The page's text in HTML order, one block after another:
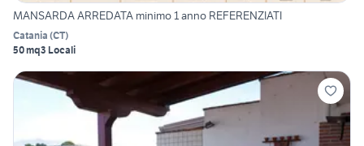
MANSARDA ARREDATA minimo 1 anno REFERENZIATI
Catania (CT)
50 mq3 Locali